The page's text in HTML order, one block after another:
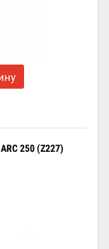
250 (Z227)